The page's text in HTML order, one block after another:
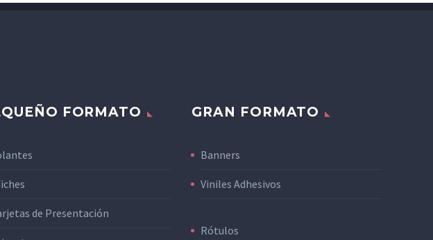
FORMATO
de Presentación
GRAN FORMATO
Banners
Viniles Adhesivos
Rótulos